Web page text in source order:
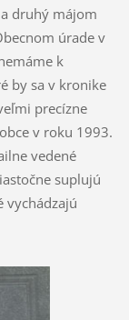
druhý májom
úrade v
k
by sa v kronike
precízne
v roku 1993.
vedené
suplujú
vychádzajú